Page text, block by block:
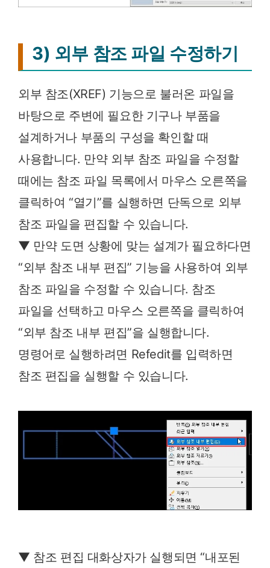
3) 외부 참조 파일 수정하기
외부 참조(XREF) 기능으로 불러온 파일을
바탕으로 주변에 필요한 기구나 부품을
설계하거나 부품의 구성을 확인할 때
사용합니다. 만약 외부 참조 파일을 수정할
때에는 참조 파일 목록에서 마우스 오른쪽을
클릭하여 “열기”를 실행하면 단독으로 외부
참조 파일을 편집할 수 있습니다.
▼ 만약 도면 상황에 맞는 설계가 필요하다면
“외부 참조 내부 편집” 기능을 사용하여 외부
참조 파일을 수정할 수 있습니다. 참조
파일을 선택하고 마우스 오른쪽을 클릭하여
“외부 참조 내부 편집”을 실행합니다.
명령어로 실행하려면 Refedit를 입력하면
참조 편집을 실행할 수 있습니다.
▼ 참조 편집 대화상자가 실행되면 “내포된